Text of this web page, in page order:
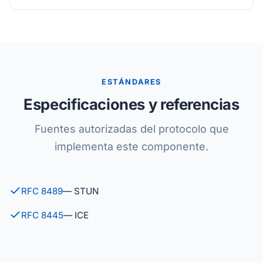
ESTÁNDARES
Especificaciones y referencias
Fuentes autorizadas del protocolo que
implementa este componente.
RFC 8489— STUN
RFC 8445— ICE